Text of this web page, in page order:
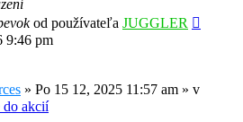
od používateľa JUGGLER
9:46 pm
» Po 15 12, 2025 11:57 am » v
do akcií